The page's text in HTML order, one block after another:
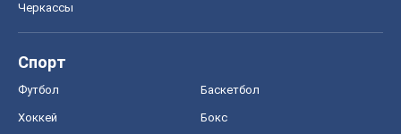
Черкассы
Спорт
Футбол Баскетбол
Хоккей Бокс